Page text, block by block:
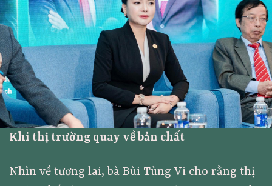
Khi thị trường quay về bản chất
Nhìn về tương lai, bà Bùi Tùng Vi cho rằng thị